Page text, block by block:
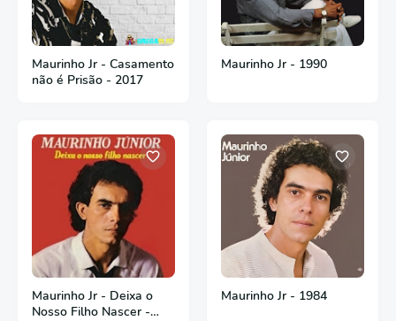
Maurinho Jr - Casamento
não é Prisão - 2017
Maurinho Jr - 1990
Maurinho Jr - Deixa o
Nosso Filho Nascer -
Maurinho Jr - 1984